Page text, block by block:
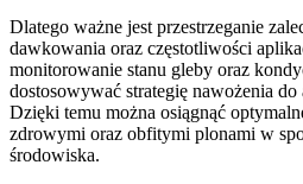
Dlatego ważne jest przestrzeganie
dawkowania oraz częstotliwości
monitorowanie stanu gleby oraz
dostosowywać strategię nawożenia
Dzięki temu można osiągnąć
zdrowymi oraz obfitymi plonami w
środowiska.